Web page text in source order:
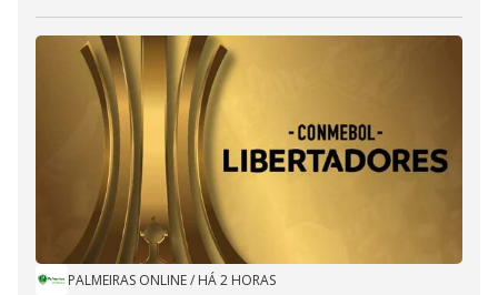
PALMEIRAS ONLINE/ HÁ 2 HORAS